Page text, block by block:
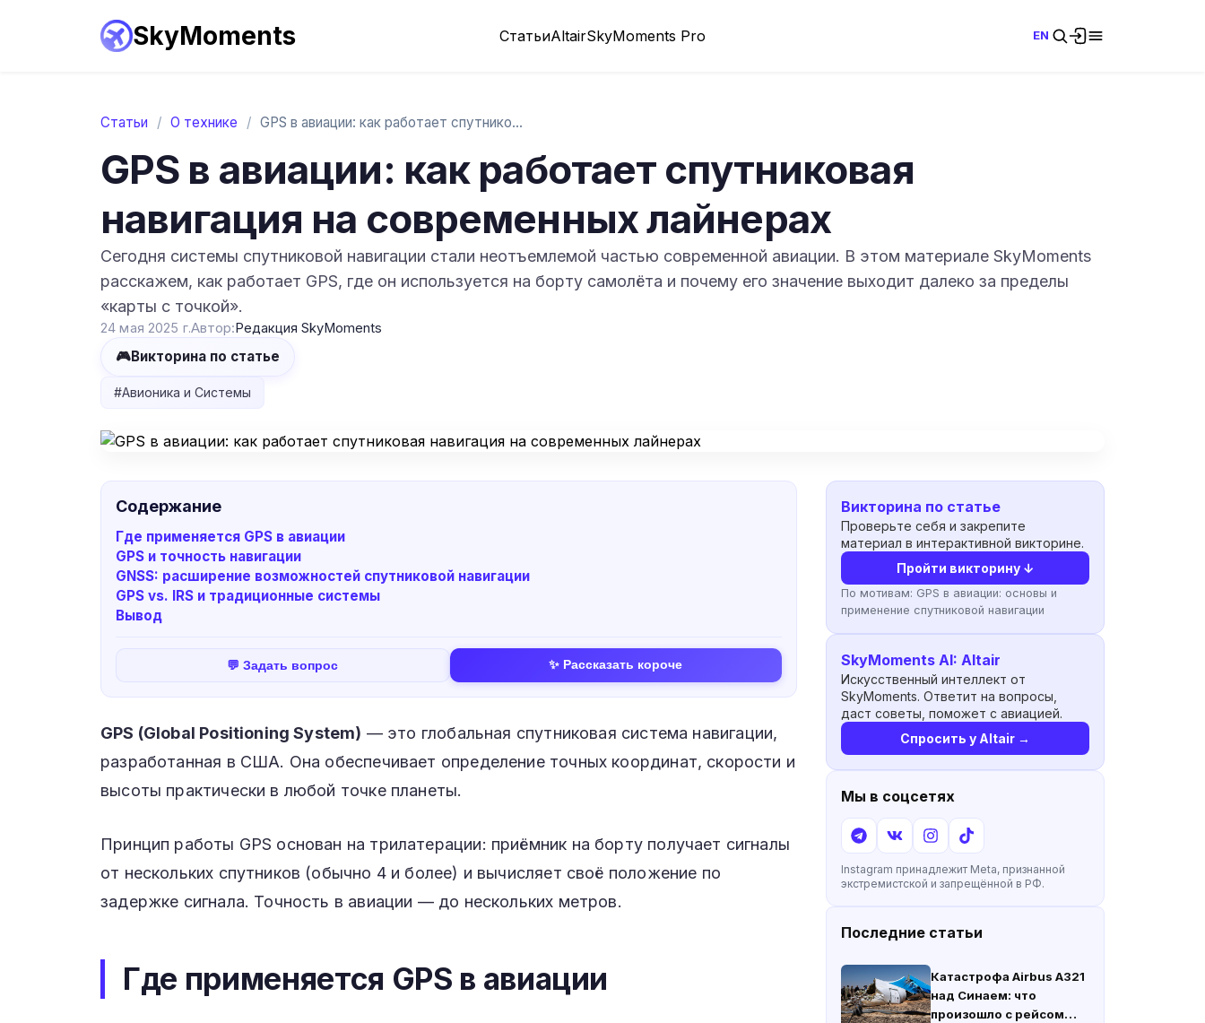
SkyMoments СтатьиAltairSkyMoments Pro EN
Статьи / О технике / GPS в авиации: как работает спутниковая …
GPS в авиации: как работает спутниковая
навигация на современных лайнерах
Сегодня системы спутниковой навигации стали неотъемлемой частью современной авиации. В этом материале SkyMoments
расскажем, как работает GPS, где он используется на борту самолёта и почему его значение выходит далеко за пределы
«карты с точкой».
24 мая 2025 г.Автор:Редакция SkyMoments
🎮Викторина по статье
#Авионика и Системы
Содержание
Где применяется GPS в авиации
GPS и точность навигации
GNSS: расширение возможностей спутниковой навигации
GPS vs. IRS и традиционные системы
Вывод
💬 Задать вопрос ✨ Рассказать короче
GPS (Global Positioning System) — это глобальная спутниковая система навигации,
разработанная в США. Она обеспечивает определение точных координат, скорости и
высоты практически в любой точке планеты.
Принцип работы GPS основан на трилатерации: приёмник на борту получает сигналы
от нескольких спутников (обычно 4 и более) и вычисляет своё положение по
задержке сигнала. Точность в авиации — до нескольких метров.
Где применяется GPS в авиации
Викторина по статье
Проверьте себя и закрепите
материал в интерактивной викторине.
Пройти викторину ↓
По мотивам: GPS в авиации: основы и
применение спутниковой навигации
SkyMoments AI: Altair
Искусственный интеллект от
SkyMoments. Ответит на вопросы,
даст советы, поможет с авиацией.
Спросить у Altair →
Мы в соцсетях
Instagram принадлежит Meta, признанной
экстремистской и запрещённой в РФ.
Последние статьи
Катастрофа Airbus A321
над Синаем: что
произошло с рейсом